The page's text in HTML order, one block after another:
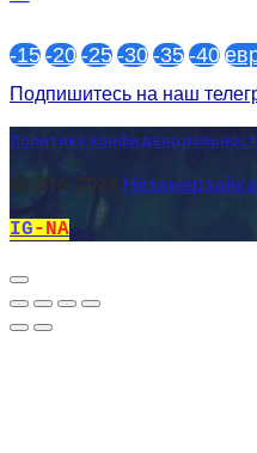
-15 -20 -25 -30 -35 -40
Подпишитесь на наш
Политика
©2016-2025
IG-NA